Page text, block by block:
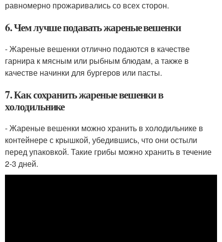
равномерно прожаривались со всех сторон.
6. Чем лучше подавать жареные вешенки
- Жареные вешенки отлично подаются в качестве
гарнира к мясным или рыбным блюдам, а также в
качестве начинки для бургеров или пасты.
7. Как сохранить жареные вешенки в
холодильнике
- Жареные вешенки можно хранить в холодильнике в
контейнере с крышкой, убедившись, что они остыли
перед упаковкой. Такие грибы можно хранить в течение
2-3 дней.